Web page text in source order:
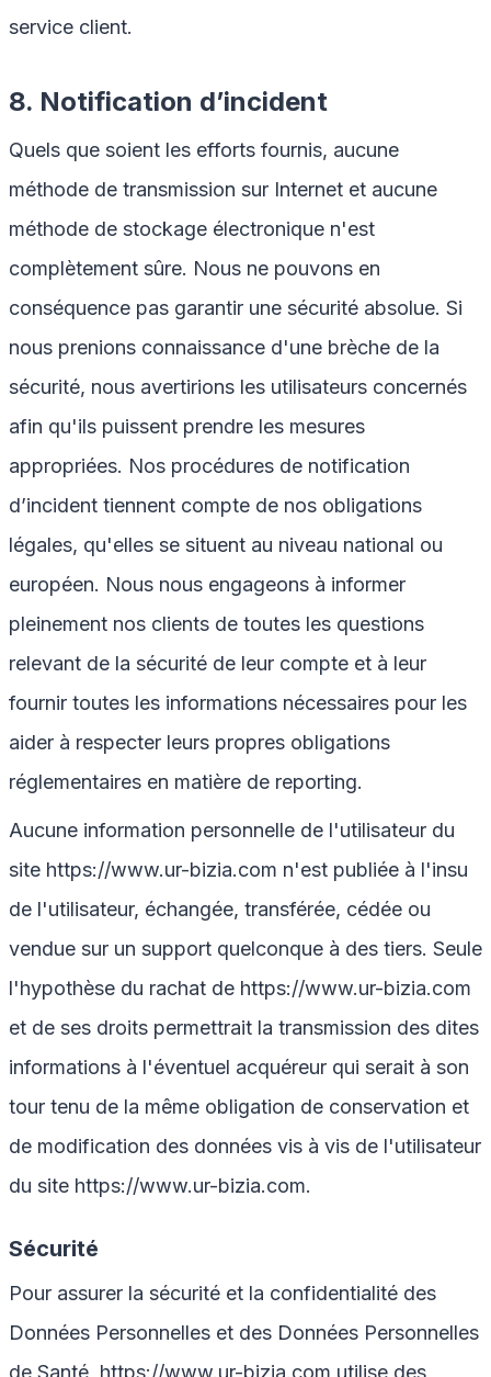
service client.
8. Notification d’incident
Quels que soient les efforts fournis, aucune
méthode de transmission sur Internet et aucune
méthode de stockage électronique n'est
complètement sûre. Nous ne pouvons en
conséquence pas garantir une sécurité absolue. Si
nous prenions connaissance d'une brèche de la
sécurité, nous avertirions les utilisateurs concernés
afin qu'ils puissent prendre les mesures
appropriées. Nos procédures de notification
d’incident tiennent compte de nos obligations
légales, qu'elles se situent au niveau national ou
européen. Nous nous engageons à informer
pleinement nos clients de toutes les questions
relevant de la sécurité de leur compte et à leur
fournir toutes les informations nécessaires pour les
aider à respecter leurs propres obligations
réglementaires en matière de reporting.
Aucune information personnelle de l'utilisateur du
site https://www.ur-bizia.com n'est publiée à l'insu
de l'utilisateur, échangée, transférée, cédée ou
vendue sur un support quelconque à des tiers. Seule
l'hypothèse du rachat de https://www.ur-bizia.com
et de ses droits permettrait la transmission des dites
informations à l'éventuel acquéreur qui serait à son
tour tenu de la même obligation de conservation et
de modification des données vis à vis de l'utilisateur
du site https://www.ur-bizia.com.
Sécurité
Pour assurer la sécurité et la confidentialité des
Données Personnelles et des Données Personnelles
de Santé, https://www.ur-bizia.com utilise des